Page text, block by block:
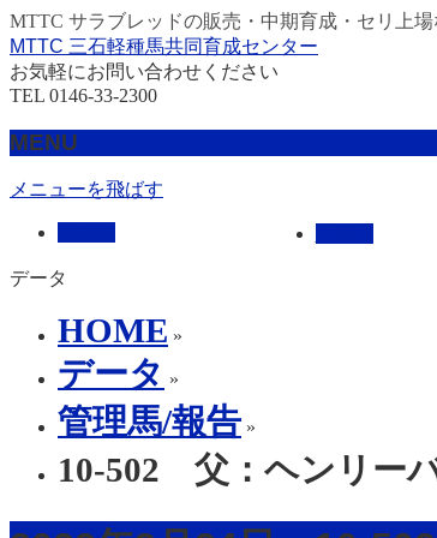
MTTC サラブレッドの販売・中期育成・セリ上場
MTTC 三石軽種馬共同育成センター
お気軽にお問い合わせください
TEL 0146-33-2300
MENU
メニューを飛ばす
データ
HOME »
データ »
管理馬/報告 »
10-502 父：ヘンリー